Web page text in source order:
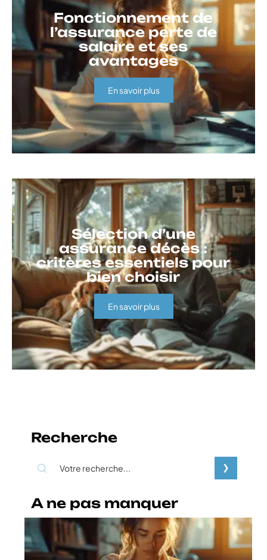
Fonctionnement de
l’assurance perte de
salaire et ses
avantages
En savoir plus
Sélection d’une
assurance décès :
critères essentiels pour
bien choisir
En savoir plus
Recherche
A ne pas manquer